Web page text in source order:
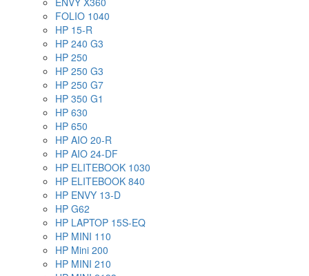
FOLIO 1040
HP 15-R
HP 240 G3
HP 250
HP 250 G3
HP 250 G7
HP 350 G1
HP 630
HP 650
HP AIO 20-R
HP AIO 24-DF
HP ELITEBOOK 1030
HP ELITEBOOK 840
HP ENVY 13-D
HP G62
HP LAPTOP 15S-EQ
HP MINI 110
HP Mini 200
HP MINI 210